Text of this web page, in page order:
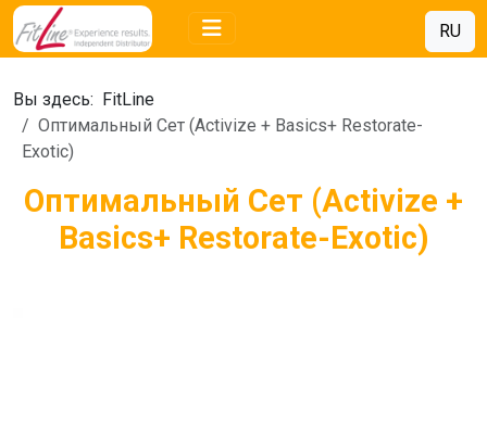
RU
Вы здесь: FitLine
Oптимальный Cет (Activize + Basics+ Restorate-
Exotic)
Oптимальный Cет (Activize +
Basics+ Restorate-Exotic)